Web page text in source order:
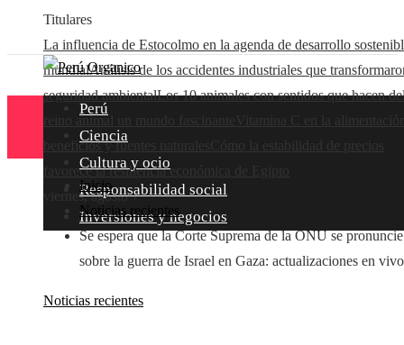
Titulares
La influencia de Estocolmo en la agenda de desarrollo
mundialAnálisis de los accidentes industriales que
seguridad ambientalLos 10 animales con sentidos que hacen
reino animal un mundo fascinante
beneficios y fuentes naturales
favorece la resiliencia económica de Egipto
viernes, agosto 7
Perú
Ciencia
Cultura y ocio
Responsabilidad social
Inversiones y negocios
Inicio
Noticias recientes
Se espera que la Corte Suprema de la ONU se pronuncie
sobre la guerra de Israel en Gaza: actualizaciones en vivo
Noticias recientes